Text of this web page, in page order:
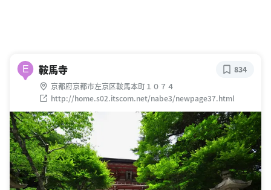
E 鞍馬寺
京都府京都市左京区鞍馬本町１０７４
http://home.s02.itscom.net/nabe3/newpage37.html
834